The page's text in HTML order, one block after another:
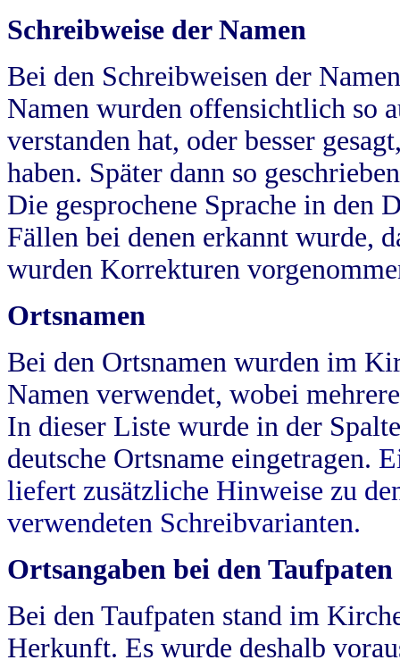
Schreibweise der Namen
Bei den Schreibweisen der
Namen wurden offensichtlich so
verstanden hat, oder besser
haben. Später dann so
Die gesprochene Sprache in
Fällen bei denen erkannt wurde,
wurden Korrekturen
Ortsnamen
Bei den Ortsnamen wurden im
Namen verwendet, wobei
In dieser Liste wurde in der
deutsche Ortsname eingetragen.
liefert zusätzliche Hinweise zu
verwendeten Schreibvarianten.
Ortsangaben bei den Taufpaten
Bei den Taufpaten stand im
Herkunft. Es wurde deshalb